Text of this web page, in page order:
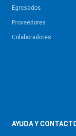
Egresados
Proveedores
Colaboradores
AYUDA Y